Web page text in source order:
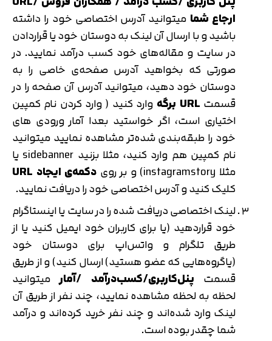
ارجاع شما میتوانید آدرس اختصاصی خود را داشته
باشید و با ارسال آن لینک به دوستان خود یا قراردادن
در سایت و مقاله‌های خود کسب درآمد نمایید. در
صورتی که بخواهید آدرس صفحه‌ی خاصی را به
دوستان خود دهید، میتوانید آدرس آن صفحه را در
قسمت URL برگه
وارد کنید ( وارد کردن نام کمپین
اختیاری است، اگر خواستید بعدا آمار ورودی های
خود را طبقه‌بندی شده‌تر مشاهده نمایید میتوانید
نام کمپین هم وارد کنید، مثلا بزنید sidebanner یا
مثلا instagramstory) و بر روی
دکمه‌ی ایجاد URL
کلیک کنید و آدرس اختصاصی خود را دریافت نمایید.
لینک اختصاصی دریافت شده را در سایت یا اینستاگرام
خود قراردهید (یا برای کاربران خود ایمیل کنید یا از
طریق تلگرام و واتس‌اپ برای دوستان خود
(یاگروه‌هایی که عضو هستید) ارسال کنید) و از طریق
قسمت پنل‌کاربری/کسب‌درآمد /آمارمیتوانید
لحظه به لحظه مشاهده نمایید، چند نفر از طریق آن
لینک وارد شده‌اند و چند نفر خرید کرده‌اند و درآمد
شما چقدر بوده است.